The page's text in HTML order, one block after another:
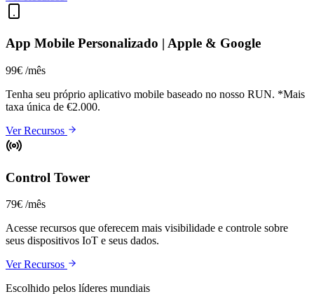
App Mobile Personalizado | Apple & Google
99€ /mês
Tenha seu próprio aplicativo mobile baseado no nosso RUN. *Mais
taxa única de €2.000.
Ver Recursos
Control Tower
79€ /mês
Acesse recursos que oferecem mais visibilidade e controle sobre
seus dispositivos IoT e seus dados.
Ver Recursos
Escolhido pelos líderes mundiais